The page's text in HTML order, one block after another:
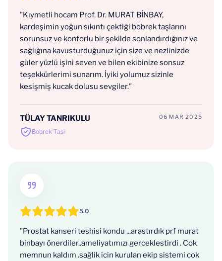
"Kıymetli hocam Prof. Dr. MURAT BİNBAY,
kardeşimin yoğun sıkıntı çektiği böbrek taşlarını
sorunsuz ve konforlu bir şekilde sonlandırdığınız ve
sağlığına kavusturduğunuz için size ve nezlinizde
güler yüzlü işini seven ve bilen ekibinize sonsuz
teşekkürlerimi sunarım. İyiki yolumuz sizinle
kesişmiş kucak dolusu sevgiler."
TÜLAY TANRIKULU
Bobrek Tasi
06 MAR 2025
5.0
"Prostat kanseri teshisi kondu ...arastırdık prf murat
binbayı önerdiler..ameliyatımızı gerceklestirdi . Cok
memnun kaldım .sağlik icin kurulan ekip sistemi cok